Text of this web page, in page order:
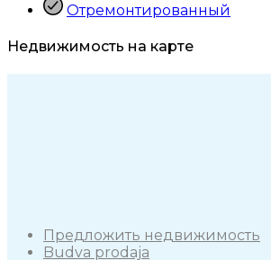
Отремонтированный
Недвижимость на карте
Предложить недвижимость
Budva prodaja